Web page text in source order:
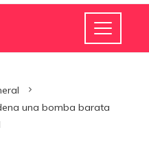
una bomba barata